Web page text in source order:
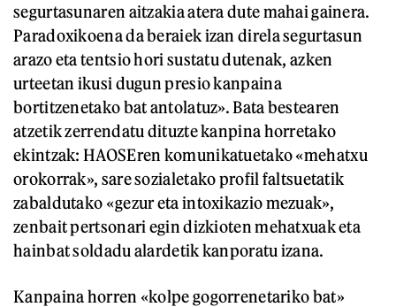
segurtasunaren aitzakia atera dute mahai gainera.
Paradoxikoena da beraiek izan direla segurtasun
arazo eta tentsio hori sustatu dutenak, azken
urteetan ikusi dugun presio kanpaina
bortitzenetako bat antolatuz». Bata bestearen
atzetik zerrendatu dituzte kanpina horretako
ekintzak: HAOSEren komunikatuetako «mehatxu
orokorrak», sare sozialetako profil faltsuetatik
zabaldutako «gezur eta intoxikazio mezuak»,
zenbait pertsonari egin dizkioten mehatxuak eta
hainbat soldadu alardetik kanporatu izana.
Kanpaina horren «kolpe gogorrenetariko bat»